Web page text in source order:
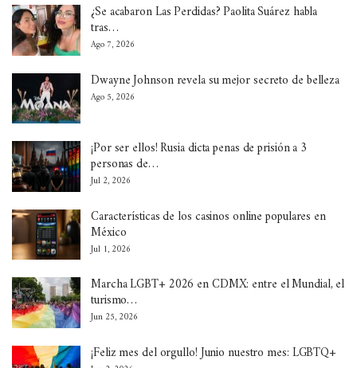
¿Se acabaron Las Perdidas? Paolita Suárez habla
tras…
Ago 7, 2026
Dwayne Johnson revela su mejor secreto de belleza
Ago 5, 2026
¡Por ser ellos! Rusia dicta penas de prisión a 3
personas de…
Jul 2, 2026
Características de los casinos online populares en
México
Jul 1, 2026
Marcha LGBT+ 2026 en CDMX: entre el Mundial, el
turismo…
Jun 25, 2026
¡Feliz mes del orgullo! Junio nuestro mes: LGBTQ+